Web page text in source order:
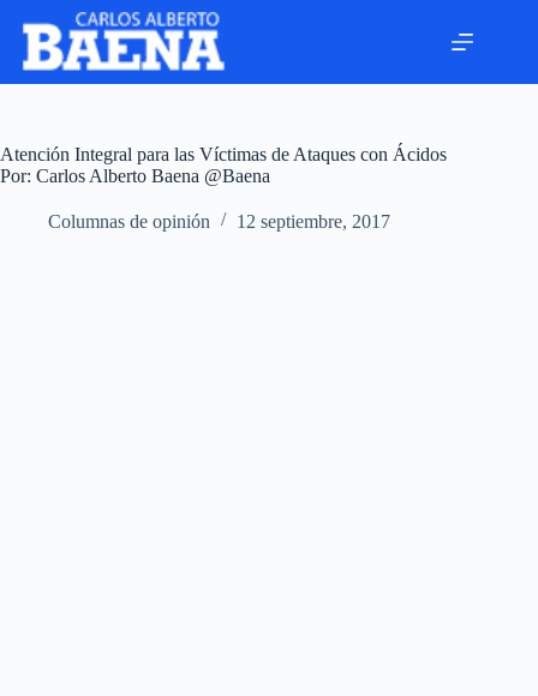
Atención Integral para las Víctimas de Ataques con Ácidos
Por: Carlos Alberto Baena @Baena
Columnas de opinión 12 septiembre, 2017